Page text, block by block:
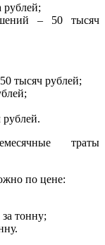
рублей;
– 50 тысяч
тысяч рублей;
траты
по цене:
тонну;